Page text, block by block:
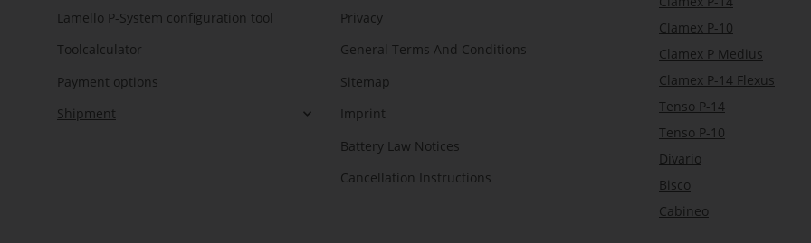
Lamello P-System configuration tool
Toolcalculator
Payment options
Shipment
Privacy
General Terms And Conditions
Sitemap
Imprint
Battery Law Notices
Cancellation Instructions
Clamex P-10
Clamex P Medius
Clamex P-14 Flexus
Tenso P-14
Tenso P-10
Divario
Bisco
Cabineo